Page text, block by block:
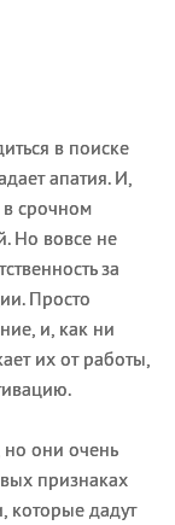
в поиске
апатия. И,
в срочном
Но вовсе не
за
Просто
и, как ни
их от работы,
но они очень
признаках
которые дадут